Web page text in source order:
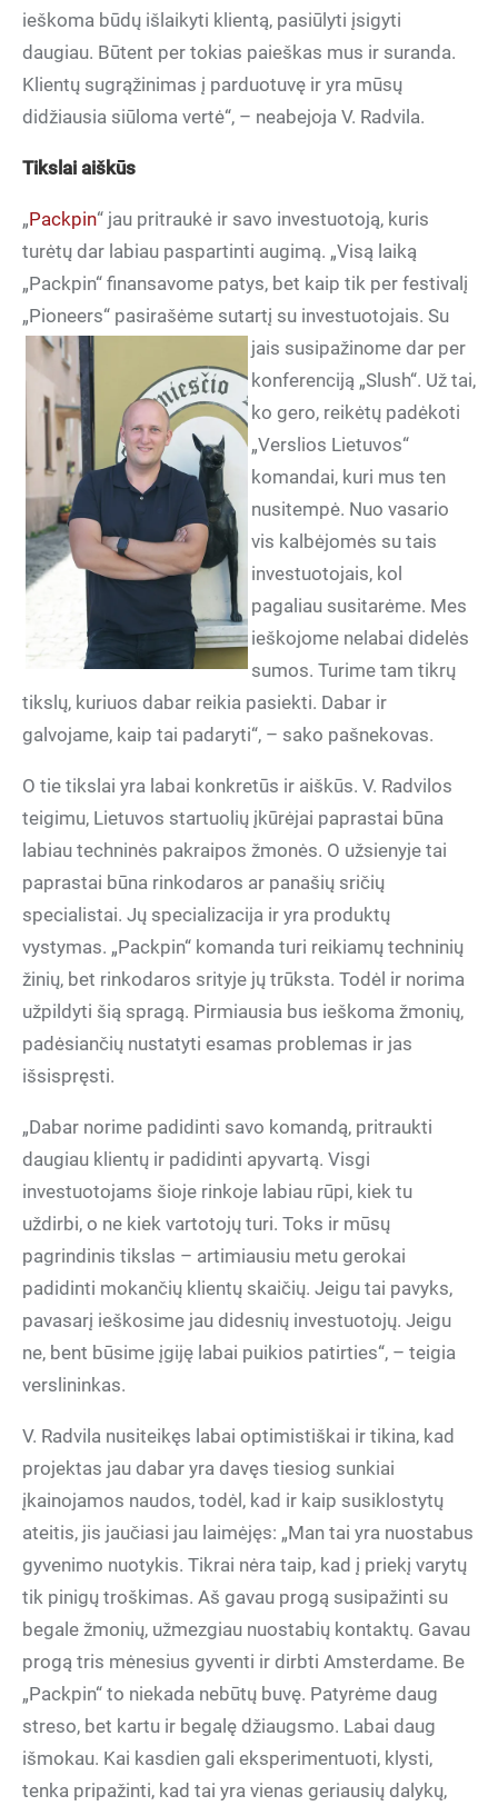
ieškoma būdų išlaikyti klientą, pasiūlyti įsigyti
daugiau. Būtent per tokias paieškas mus ir suranda.
Klientų sugrąžinimas į parduotuvę ir yra mūsų
didžiausia siūloma vertė“, – neabejoja V. Radvila.
Tikslai aiškūs
„Packpin“ jau pritraukė ir savo investuotoją, kuris
turėtų dar labiau paspartinti augimą. „Visą laiką
„Packpin“ finansavome patys, bet kaip tik per festivalį
„Pioneers“ pasirašėme sutartį su investuotojais. Su
jais susipažinome dar per
konferenciją „Slush“. Už tai,
ko gero, reikėtų padėkoti
„Verslios Lietuvos“
komandai, kuri mus ten
nusitempė. Nuo vasario
vis kalbėjomės su tais
investuotojais, kol
pagaliau susitarėme. Mes
ieškojome nelabai didelės
sumos. Turime tam tikrų
tikslų, kuriuos dabar reikia pasiekti. Dabar ir
galvojame, kaip tai padaryti“, – sako pašnekovas.
O tie tikslai yra labai konkretūs ir aiškūs. V. Radvilos
teigimu, Lietuvos startuolių įkūrėjai paprastai būna
labiau techninės pakraipos žmonės. O užsienyje tai
paprastai būna rinkodaros ar panašių sričių
specialistai. Jų specializacija ir yra produktų
vystymas. „Packpin“ komanda turi reikiamų techninių
žinių, bet rinkodaros srityje jų trūksta. Todėl ir norima
užpildyti šią spragą. Pirmiausia bus ieškoma žmonių,
padėsiančių nustatyti esamas problemas ir jas
išsispręsti.
„Dabar norime padidinti savo komandą, pritraukti
daugiau klientų ir padidinti apyvartą. Visgi
investuotojams šioje rinkoje labiau rūpi, kiek tu
uždirbi, o ne kiek vartotojų turi. Toks ir mūsų
pagrindinis tikslas – artimiausiu metu gerokai
padidinti mokančių klientų skaičių. Jeigu tai pavyks,
pavasarį ieškosime jau didesnių investuotojų. Jeigu
ne, bent būsime įgiję labai puikios patirties“, – teigia
verslininkas.
V. Radvila nusiteikęs labai optimistiškai ir tikina, kad
projektas jau dabar yra davęs tiesiog sunkiai
įkainojamos naudos, todėl, kad ir kaip susiklostytų
ateitis, jis jaučiasi jau laimėjęs: „Man tai yra nuostabus
gyvenimo nuotykis. Tikrai nėra taip, kad į priekį varytų
tik pinigų troškimas. Aš gavau progą susipažinti su
begale žmonių, užmezgiau nuostabių kontaktų. Gavau
progą tris mėnesius gyventi ir dirbti Amsterdame. Be
„Packpin“ to niekada nebūtų buvę. Patyrėme daug
streso, bet kartu ir begalę džiaugsmo. Labai daug
išmokau. Kai kasdien gali eksperimentuoti, klysti,
tenka pripažinti, kad tai yra vienas geriausių dalykų,